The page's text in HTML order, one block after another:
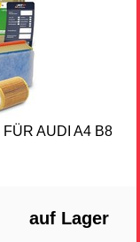
AUDI A4 B8
auf Lager